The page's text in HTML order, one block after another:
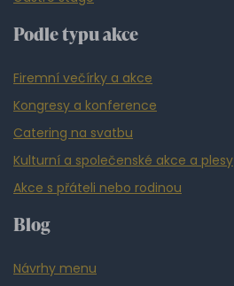
Podle typu akce
Firemní večírky a akce
Kongresy a konference
Catering na svatbu
Kulturní a společenské akce a plesy
Akce s přáteli nebo rodinou
Blog
Návrhy menu